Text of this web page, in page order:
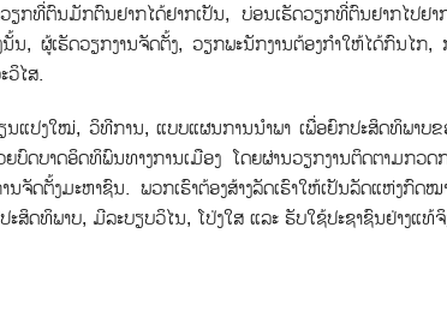
ກທ່ີຕົນມັກຕົນຢາກໄດ້ຢາກເປັນ, ບ່ອນເຮັດວຽກທີ່ຕົນຢາກໄປຢາ
, ຜູ້ເຮັດວຽກງານຈັດຕັ້ງ, ວຽກພະນັກງານຕ້ອງກໍາໃຫ້ໄດ້ກົນໄກ,
ວິໄສ.
ປງໃໝ່, ວິທີການ, ແບບແຜນການນໍາພາ ເພື່ອຍົກປະສິດທິພາບຂ
ບົດບາດອິດທິພົນທາງການເມືອງ ໂດຍຜ່ານວຽກງານຕິດຕາມກວດ
ຈັດຕັ້ງມະຫາຊົນ. ພວກເຮົາຕ້ອງສ້າງລັດເຮົາໃຫ້ເປັນລັດແຫ່ງກົດໝ
ທິພາບ, ມີລະບຽບວິໄນ, ໂປ່ງໃສ ແລະ ຮັບໃຊ້ປະຊາຊົນຢ່າງແທ້ຈິ